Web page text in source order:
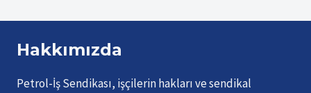
Hakkımızda
Petrol-İş Sendikası, işçilerin hakları ve sendikal